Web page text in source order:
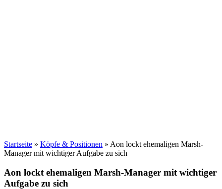
Startseite » Köpfe & Positionen » Aon lockt ehemaligen Marsh-
Manager mit wichtiger Aufgabe zu sich
Aon lockt ehemaligen Marsh-Manager mit wichtiger
Aufgabe zu sich